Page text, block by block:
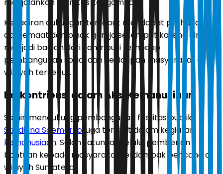
Kehadiran dukungan tersebut mendapat perhatian
dari jemaat dan pihak gereja setempat karena dinilai
menjadi bagian dari kontribusi terhadap
pembangunan sosial dan kehidupan masyarakat di
wilayah tersebut.
Berkontribusi dalam Aksi Kemanusiaan
Selain mendukung pembangunan fasilitas publik,
Sandiana Soemarko juga terlibat dalam kegiatan
kemanusiaan. Salah satunya melalui pemberian
bantuan kepada masyarakat terdampak bencana di
wilayah Sumatera.